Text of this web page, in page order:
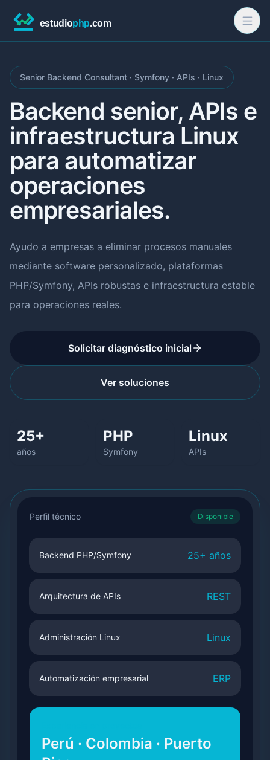
Senior Backend Consultant · Symfony · APIs · Linux
Backend senior, APIs e
infraestructura Linux
para automatizar
operaciones
empresariales.
Ayudo a empresas a eliminar procesos manuales
mediante software personalizado, plataformas
PHP/Symfony, APIs robustas e infraestructura estable
para operaciones reales.
Solicitar diagnóstico inicial
Ver soluciones
25+
años
PHP
Symfony
Linux
APIs
Perfil técnico Disponible
Backend PHP/Symfony 25+ años
Arquitectura de APIs REST
Administración Linux Linux
Automatización empresarial ERP
Perú · Colombia · Puerto